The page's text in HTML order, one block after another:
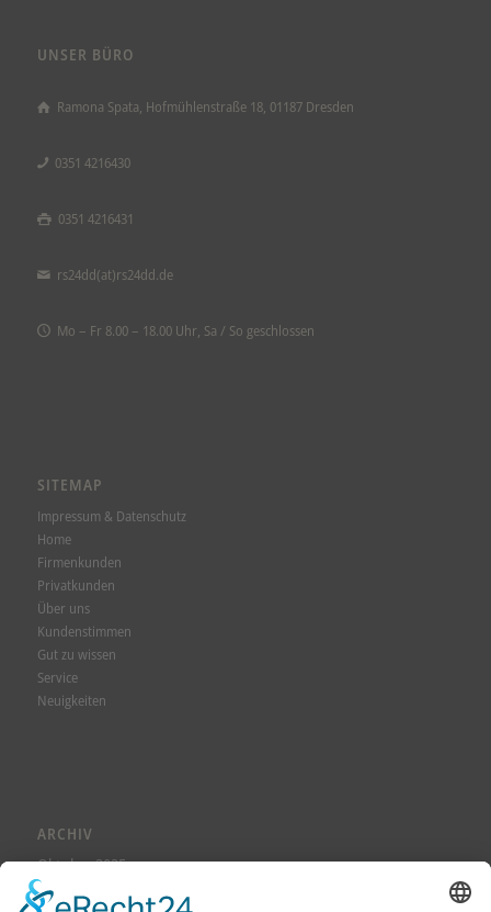
UNSER BÜRO
Ramona Spata, Hofmühlenstraße 18, 01187 Dresden
0351 4216430
0351 4216431
rs24dd(at)rs24dd.de
Mo – Fr 8.00 – 18.00 Uhr, Sa / So geschlossen
SITEMAP
Impressum & Datenschutz
Home
Firmenkunden
Privatkunden
Über uns
Kundenstimmen
Gut zu wissen
Service
Neuigkeiten
ARCHIV
Oktober 2025
August 2025